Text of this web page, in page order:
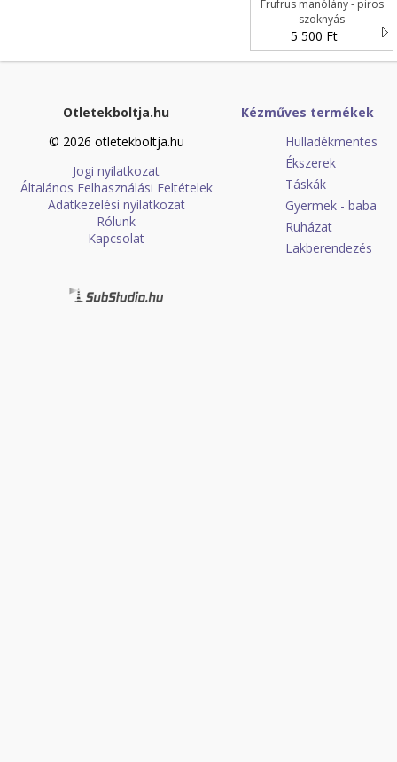
Frufrus manólány - piros
szoknyás
5 500 Ft
Otletekboltja.hu
© 2026 otletekboltja.hu
Jogi nyilatkozat
Általános Felhasználási Feltételek
Adatkezelési nyilatkozat
Rólunk
Kapcsolat
Kézműves termékek
Hulladékmentes
Ékszerek
Táskák
Gyermek - baba
Ruházat
Lakberendezés